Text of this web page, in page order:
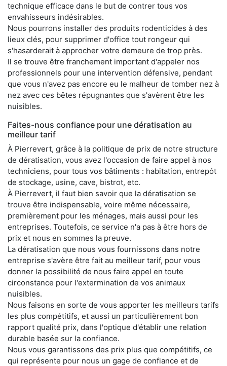
technique efficace dans le but de contrer tous vos
envahisseurs indésirables.
Nous pourrons installer des produits rodenticides à des
lieux clés, pour supprimer d'office tout rongeur qui
s'hasarderait à approcher votre demeure de trop près.
Il se trouve être franchement important d'appeler nos
professionnels pour une intervention défensive, pendant
que vous n'avez pas encore eu le malheur de tomber nez à
nez avec ces bêtes répugnantes que s'avèrent être les
nuisibles.
Faites-nous confiance pour une dératisation au
meilleur tarif
À Pierrevert, grâce à la politique de prix de notre structure
de dératisation, vous avez l'occasion de faire appel à nos
techniciens, pour tous vos bâtiments : habitation, entrepôt
de stockage, usine, cave, bistrot, etc.
À Pierrevert, il faut bien savoir que la dératisation se
trouve être indispensable, voire même nécessaire,
premièrement pour les ménages, mais aussi pour les
entreprises. Toutefois, ce service n'a pas à être hors de
prix et nous en sommes la preuve.
La dératisation que nous vous fournissons dans notre
entreprise s'avère être fait au meilleur tarif, pour vous
donner la possibilité de nous faire appel en toute
circonstance pour l'extermination de vos animaux
nuisibles.
Nous faisons en sorte de vous apporter les meilleurs tarifs
les plus compétitifs, et aussi un particulièrement bon
rapport qualité prix, dans l'optique d'établir une relation
durable basée sur la confiance.
Nous vous garantissons des prix plus que compétitifs, ce
qui représente pour nous un gage de confiance et de